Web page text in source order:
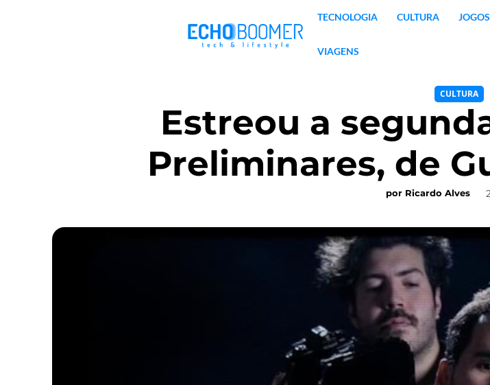
TECNOLOGIA CULTURA JOGOS
VIAGENS
CULTURA
Estreou a
Preliminares, de
por Ricardo Alves